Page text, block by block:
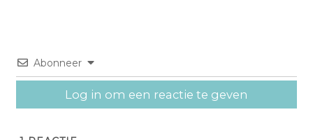
Abonneer
Log in om een reactie te geven